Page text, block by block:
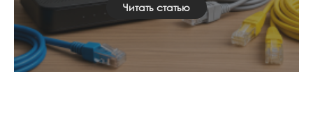
Читать статью